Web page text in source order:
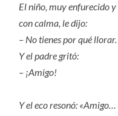
El niño, muy enfurecido y
con calma, le dijo:
– No tienes por qué
Y el padre gritó:
– ¡Amigo!
Y el eco resonó: